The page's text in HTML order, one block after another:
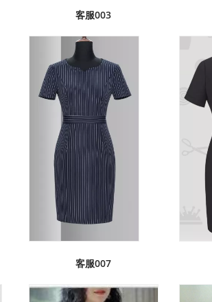
客服003
客服007